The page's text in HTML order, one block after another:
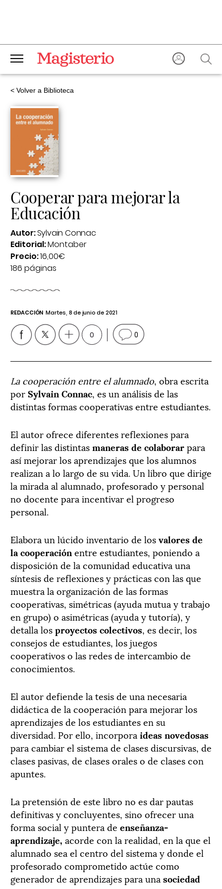
< Volver a Biblioteca
Cooperar para mejorar la
Educación
Autor:Sylvain Connac
Editorial:Montaber
Precio:16,00€
186 páginas
REDACCIÓN Martes, 8 de junio de 2021
0 0
La cooperación entre el alumnado, obra escrita
porSylvain Connac, es un análisis de las
distintas formas cooperativas entre estudiantes.
El autor ofrece diferentes reflexiones para
definir las distintasmaneras de colaborarpara
así mejorar los aprendizajes que los alumnos
realizan a lo largo de su vida. Un libro que dirige
la mirada al alumnado, profesorado y personal
no docente para incentivar el progreso
personal.
Elabora un lúcido inventario de losvalores de
la cooperación entre estudiantes, poniendo a
disposición de la comunidad educativa una
síntesis de reflexiones y prácticas con las que
muestra la organización de las formas
cooperativas, simétricas (ayuda mutua y trabajo
en grupo) o asimétricas (ayuda y tutoría), y
detalla losproyectos colectivos, es decir, los
consejos de estudiantes, los juegos
cooperativos o las redes de intercambio de
conocimientos.
El autor defiende la tesis de una necesaria
didáctica de la cooperación para mejorar los
aprendizajes de los estudiantes en su
diversidad. Por ello, incorpora ideas novedosas
para cambiar el sistema de clases discursivas, de
clases pasivas, de clases orales o de clases con
apuntes.
La pretensión de este libro no es dar pautas
definitivas y concluyentes, sino ofrecer una
forma social y puntera de enseñanza-
aprendizaje, acorde con la realidad, en la que el
alumnado sea el centro del sistema y donde el
profesorado comprometido actúe como
generador de aprendizajes para una sociedad